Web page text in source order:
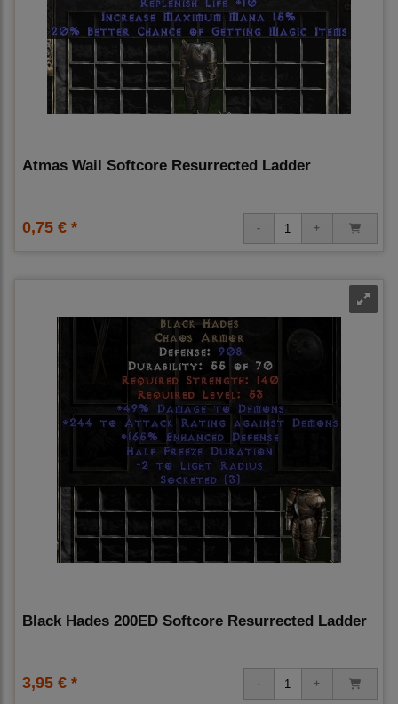
Atmas Wail Softcore Resurrected Ladder
0,75 € *
Black Hades 200ED Softcore Resurrected Ladder
3,95 € *